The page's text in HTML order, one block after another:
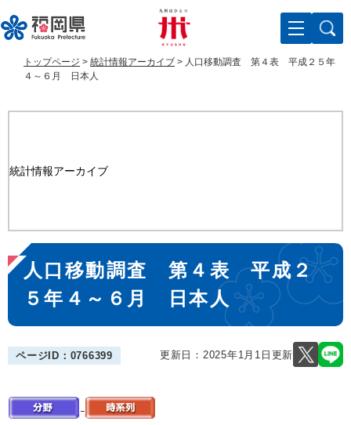
ー
ジ
ニ
ュ
文
トップページ > 統計情報アーカイブ > 人口移動調査 第４表 平成２５年
４～６月 日本人
統計情報アーカイブ
本
文
人口移動調査 第４表 平成２
５年４～６月 日本人
ページID：0766399 更新日：2025年1月1日更新